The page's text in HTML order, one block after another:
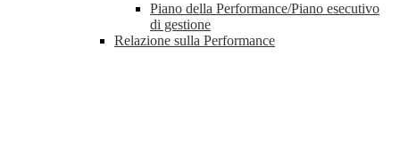
Piano della Performance/Piano esecutivo
di gestione
Relazione sulla Performance